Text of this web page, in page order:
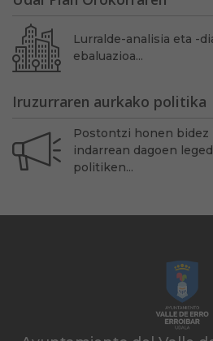
Lurralde-analisia eta -
ebaluazioa...
Iruzurraren aurkako politika
Postontzi honen bidez
indarrean dagoen
politiken...